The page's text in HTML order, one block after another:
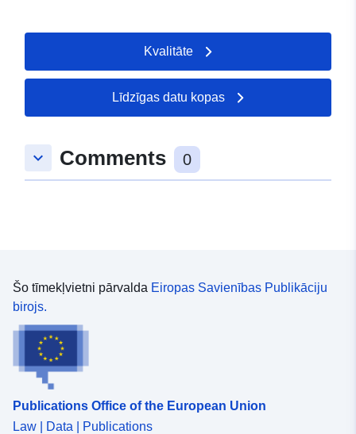
Kvalitāte
Līdzīgas datu kopas
keyboard_arrow_down Comments 0
Šo tīmekļvietni pārvalda Eiropas Savienības Publikāciju
birojs.
Publications Office of the European Union
Law | Data | Publications